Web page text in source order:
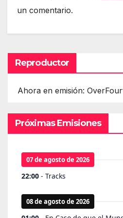
un comentario.
Reproductor
Ahora en emisión:
Próximas Emisiones